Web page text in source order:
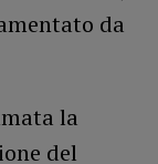
da
la
del